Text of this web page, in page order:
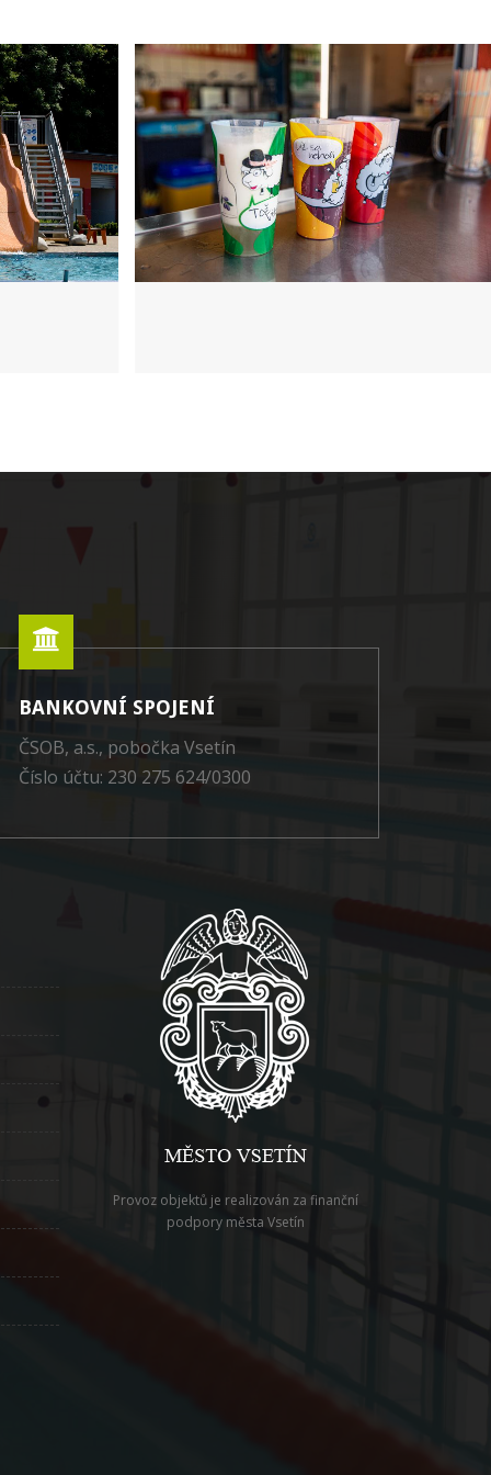
BANKOVNÍ SPOJENÍ
ČSOB, a.s., pobočka Vsetín
Číslo účtu: 230 275 624/0300
Provoz objektů je realizován za finanční
podpory města Vsetín